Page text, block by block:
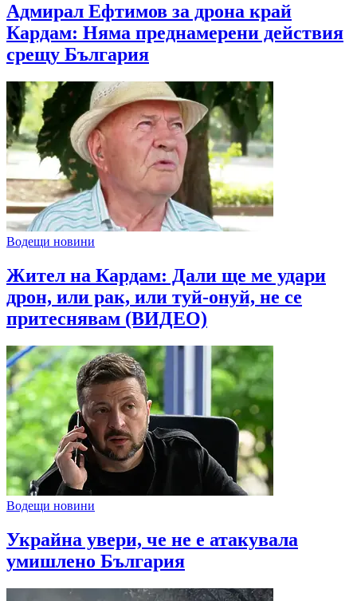
Адмирал Ефтимов за дрона край
Кардам: Няма преднамерени действия
срещу България
Водещи новини
Жител на Кардам: Дали ще ме удари
дрон, или рак, или туй-онуй, не се
притеснявам (ВИДЕО)
Водещи новини
Украйна увери, че не е атакувала
умишлено България